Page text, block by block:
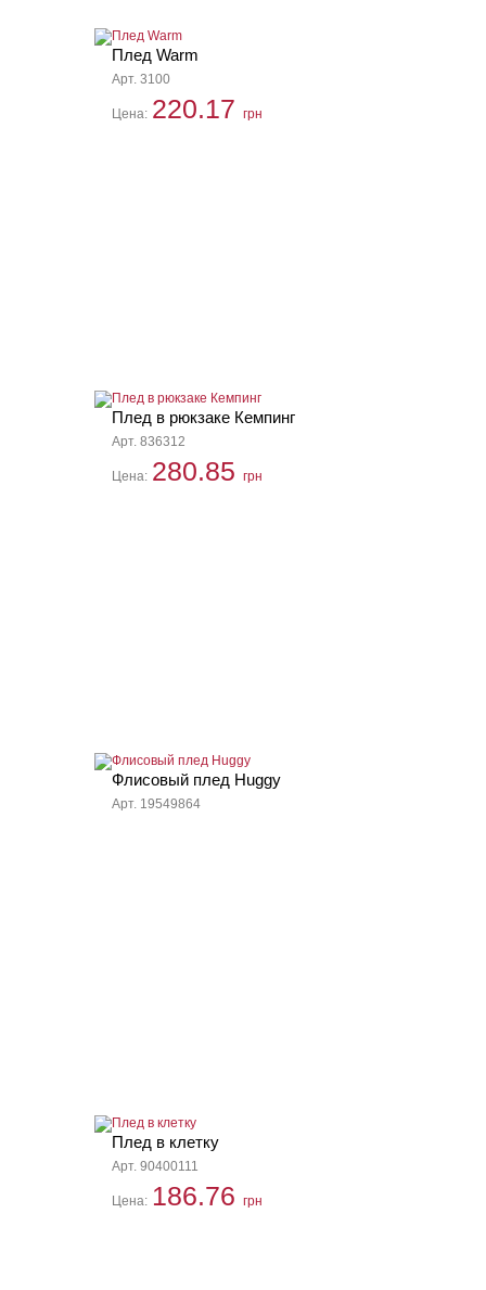
Плед Warm
Арт. 3100
Цена: 220.17 грн
Плед в рюкзаке Кемпинг
Арт. 836312
Цена: 280.85 грн
Флисовый плед Huggy
Арт. 19549864
Плед в клетку
Арт. 90400111
Цена: 186.76 грн